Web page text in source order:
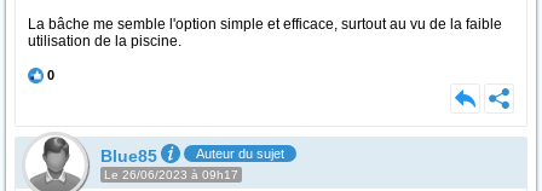
La bâche me semble l'option simple et efficace, surtout au vu de la faible
utilisation de la piscine.
0
Blue85 Auteur du sujet
Le 26/06/2023 à 09h17